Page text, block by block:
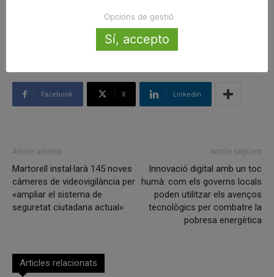
Facebook X Linkedin
Article anterior
Martorell instal·larà 145 noves
càmeres de videovigilància per
«ampliar el sistema de
seguretat ciutadana actual»
Article següent
Innovació digital amb un toc
humà: com els governs locals
poden utilitzar els avenços
tecnològics per combatre la
pobresa energètica
Articles relacionats
Opcions de gestió
Sí, accepto